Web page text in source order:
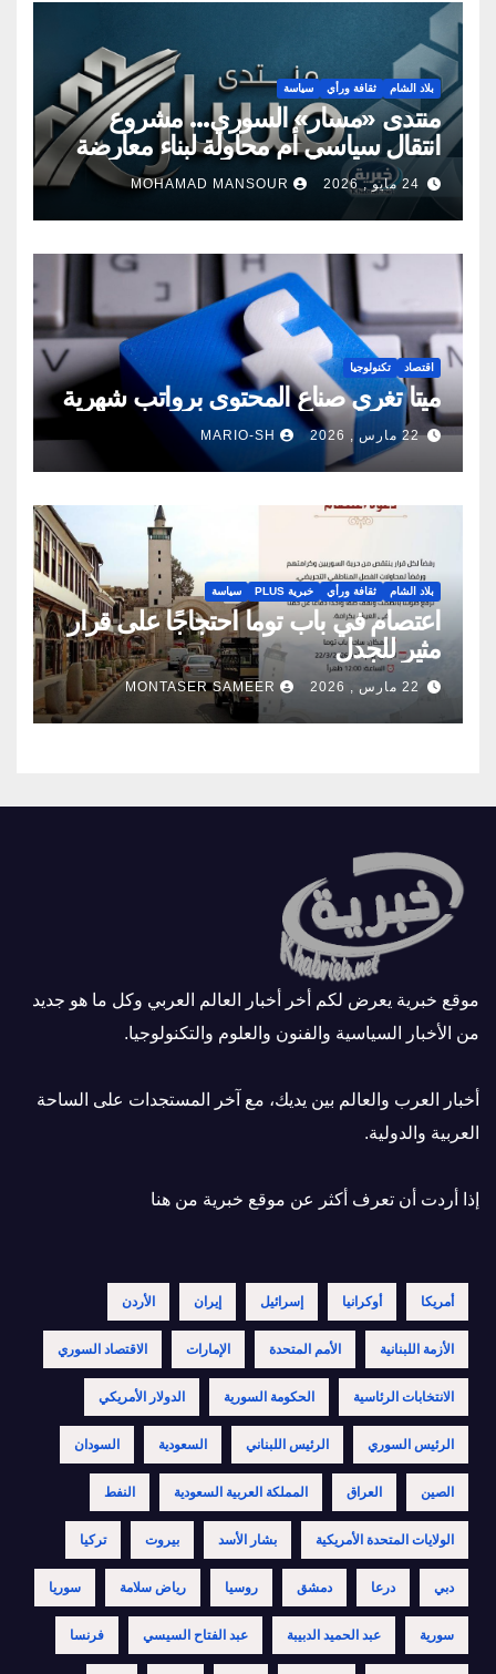
بلاد الشام ثقافة ورأي سياسة
منتدى «مسار» السوري… مشروع
انتقال سياسي أم محاولة لبناء معارضة
جديدة؟
24 مايو , 2026 MOHAMAD MANSOUR
اقتصاد تكنولوجيا
ميتا تغري صناع المحتوى برواتب شهرية
22 مارس , 2026 MARIO-SH
بلاد الشام ثقافة ورأي خبرية PLUS سياسة
اعتصام في باب توما احتجاجًا على قرار
مثير للجدل
22 مارس , 2026 MONTASER SAMEER
موقع خبرية يعرض لكم أخر أخبار العالم العربي وكل ما هو جديد
من الأخبار السياسية والفنون والعلوم والتكنولوجيا.
أخبار العرب والعالم بين يديك، مع آخر المستجدات على الساحة
العربية والدولية.
إذا أردت أن تعرف أكثر عن موقع خبرية من هنا
أمريكا أوكرانيا إسرائيل إيران الأردن
الأزمة اللبنانية الأمم المتحدة الإمارات الاقتصاد السوري
الانتخابات الرئاسية الحكومة السورية الدولار الأمريكي
الرئيس السوري الرئيس اللبناني السعودية السودان
الصين العراق المملكة العربية السعودية النفط
الولايات المتحدة الأمريكية بشار الأسد بيروت تركيا
دبي درعا دمشق روسيا رياض سلامة سوريا
سورية عبد الحميد الدبيبة عبد الفتاح السيسي فرنسا